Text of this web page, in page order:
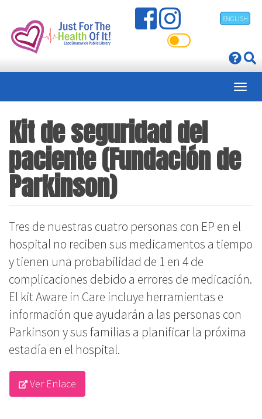
contenido
ENGLISH
Kit de seguridad del
paciente (Fundación de
Parkinson)
Tres de nuestras cuatro personas con EP en el
hospital no reciben sus medicamentos a tiempo
y tienen una probabilidad de 1 en 4 de
complicaciones debido a errores de medicación.
El kit Aware in Care incluye herramientas e
información que ayudarán a las personas con
Parkinson y sus familias a planificar la próxima
estadía en el hospital.
Ver Enlace